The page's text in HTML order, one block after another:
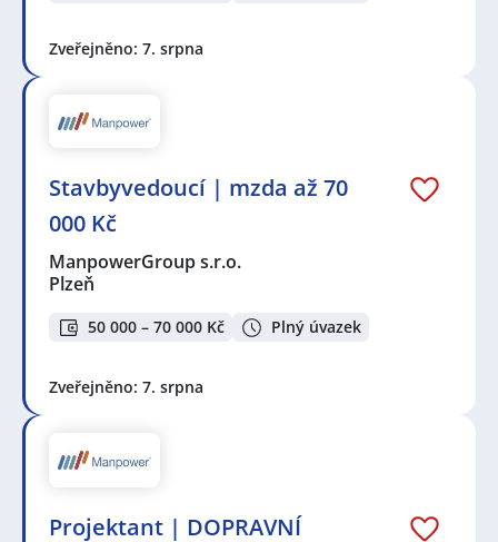
Zveřejněno: 7. srpna
Stavbyvedoucí | mzda až 70
000 Kč
ManpowerGroup s.r.o.
Plzeň
50 000 – 70 000 Kč Plný úvazek
Zveřejněno: 7. srpna
Projektant | DOPRAVNÍ